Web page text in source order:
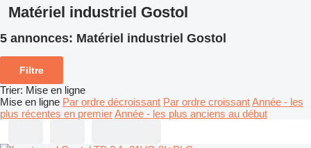
Matériel industriel Gostol
5 annonces: Matériel industriel Gostol
Filtre
Trier: Mise en ligne
Mise en ligne Par ordre décroissant Par ordre croissantAnnée - les
plus récentes en premierAnnée - les plus anciens au début